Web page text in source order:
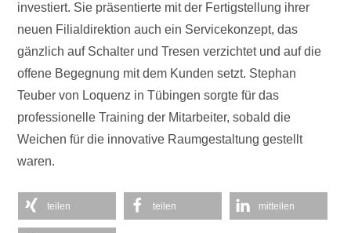
investiert. Sie präsentierte mit der Fertigstellung ihrer
neuen Filialdirektion auch ein Servicekonzept, das
gänzlich auf Schalter und Tresen verzichtet und auf die
offene Begegnung mit dem Kunden setzt. Stephan
Teuber von Loquenz in Tübingen sorgte für das
professionelle Training der Mitarbeiter, sobald die
Weichen für die innovative Raumgestaltung gestellt
waren.
teilen teilen mitteilen